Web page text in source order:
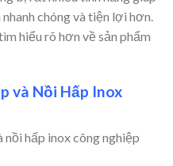
chóng và tiện lợi hơn.
hiểu rõ hơn về sản phẩm
và Nồi Hấp Inox
nồi hấp inox công nghiệp